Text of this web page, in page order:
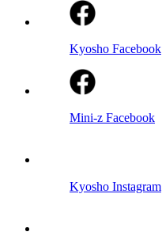
Kyosho Facebook
Mini-z Facebook
Kyosho Instagram